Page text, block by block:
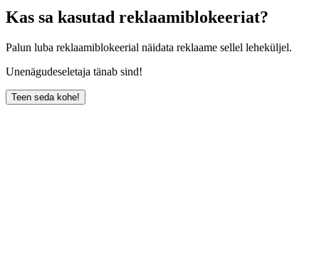
Kas sa kasutad reklaamiblokeeriat?
Palun luba reklaamiblokeerial näidata reklaame sellel leheküljel.
Unenägudeseletaja tänab sind!
Teen seda kohe!